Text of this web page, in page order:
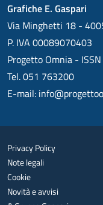
Grafiche E. Gaspari
Via Minghetti 18 -
P. IVA 00089070403
Progetto Omnia -
Tel. 051 763200
E-mail:
Privacy Policy
Note legali
Cookie
Novità e avvisi